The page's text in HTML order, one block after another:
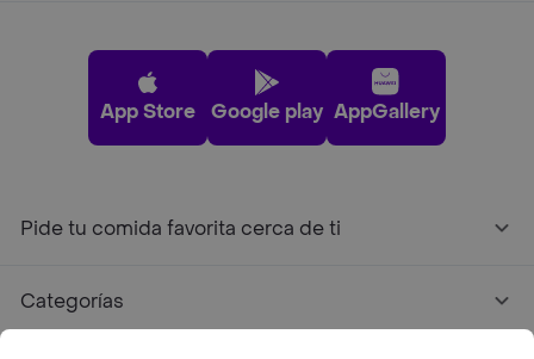
App Store Google play AppGallery
Pide tu comida favorita cerca de ti
Categorías